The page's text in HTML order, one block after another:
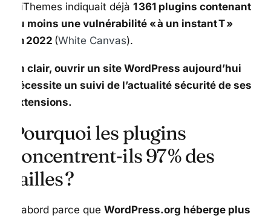
d’iThemes indiquait déjà 1 361 plugins contenant
au moins une vulnérabilité « à un instant T »
en 2022 (White Canvas).
En clair, ouvrir un site WordPress aujourd’hui
nécessite un suivi de l’actualité sécurité de ses
extensions.
Pourquoi les plugins
concentrent‑ils 97 % des
failles ?
D’abord parce que WordPress.org héberge plus